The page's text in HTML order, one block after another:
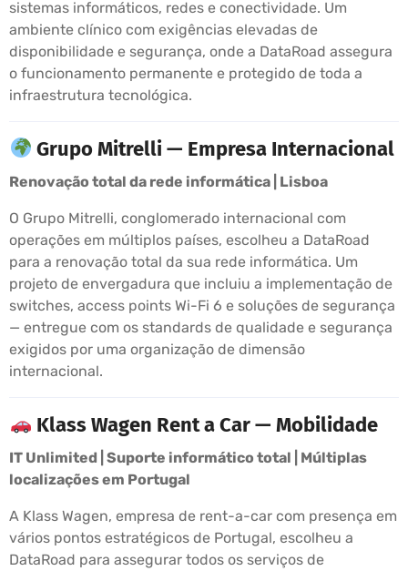
sistemas informáticos, redes e conectividade. Um
ambiente clínico com exigências elevadas de
disponibilidade e segurança, onde a DataRoad assegura
o funcionamento permanente e protegido de toda a
infraestrutura tecnológica.
Grupo Mitrelli — Empresa Internacional
Renovação total da rede informática | Lisboa
O Grupo Mitrelli, conglomerado internacional com
operações em múltiplos países, escolheu a DataRoad
para a renovação total da sua rede informática. Um
projeto de envergadura que incluiu a implementação de
switches, access points Wi-Fi 6 e soluções de segurança
— entregue com os standards de qualidade e segurança
exigidos por uma organização de dimensão
internacional.
Klass Wagen Rent a Car — Mobilidade
IT Unlimited | Suporte informático total | Múltiplas
localizações em Portugal
A Klass Wagen, empresa de rent-a-car com presença em
vários pontos estratégicos de Portugal, escolheu a
DataRoad para assegurar todos os serviços de